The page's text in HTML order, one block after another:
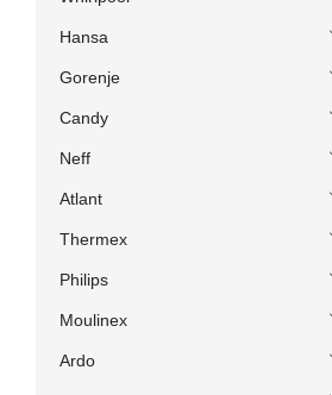
Hansa
Gorenje
Candy
Neff
Atlant
Thermex
Philips
Moulinex
Ardo